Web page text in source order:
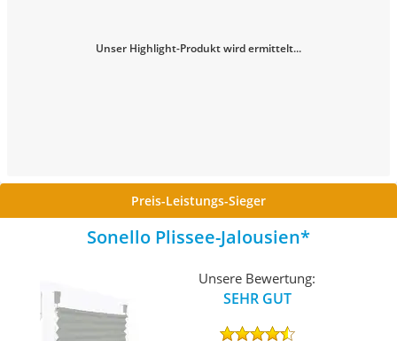
Unser Highlight-Produkt wird ermittelt...
Preis-Leistungs-Sieger
Sonello Plissee-Jalousien
Unsere Bewertung:
SEHR GUT